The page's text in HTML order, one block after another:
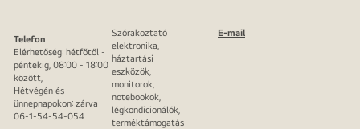
Telefon
Elérhetőség: hétfőtől -
péntekig, 08:00 - 18:00
között,
Hétvégén és
ünnepnapokon: zárva
06-1-54-54-054
Szórakoztató
elektronika,
háztartási
eszközök,
monitorok,
notebookok,
légkondicionálók,
terméktámogatás
E-mail